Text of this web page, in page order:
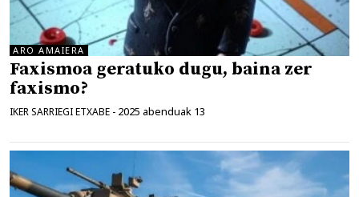
ARO AMAIERA
Faxismoa geratuko dugu, baina zer
faxismo?
IKER SARRIEGI ETXABE - 2025 abenduak 13